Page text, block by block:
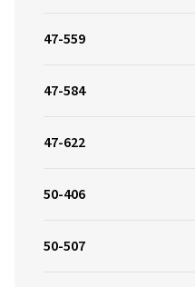
47-559
47-584
47-622
50-406
50-507